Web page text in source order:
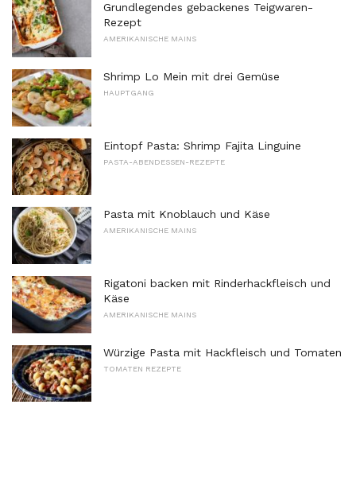
Grundlegendes gebackenes Teigwaren-
Rezept
AMERIKANISCHE MAINS
Shrimp Lo Mein mit drei Gemüse
HAUPTGANG
Eintopf Pasta: Shrimp Fajita Linguine
PASTA-ABENDESSEN-REZEPTE
Pasta mit Knoblauch und Käse
AMERIKANISCHE MAINS
Rigatoni backen mit Rinderhackfleisch und
Käse
AMERIKANISCHE MAINS
Würzige Pasta mit Hackfleisch und Tomaten
TOMATEN REZEPTE